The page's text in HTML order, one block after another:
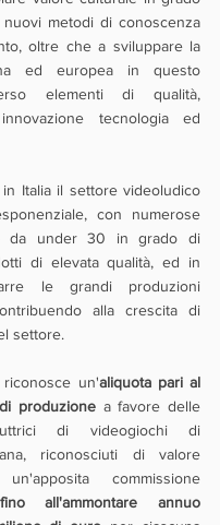
metodi di conoscenza
oltre che a sviluppare la
ed europea in questo
elementi di qualità,
tecnologia ed
Italia il settore videoludico
con numerose
da under 30 in grado di
di elevata qualità, ed in
le grandi produzioni
alla crescita di
settore.
riconosce un'aliquota pari al
produzione a favore delle
di videogiochi di
riconosciuti di valore
commissione
fino all'ammontare annuo